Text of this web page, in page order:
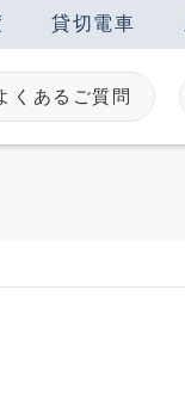
貸切電車
くあるご質問